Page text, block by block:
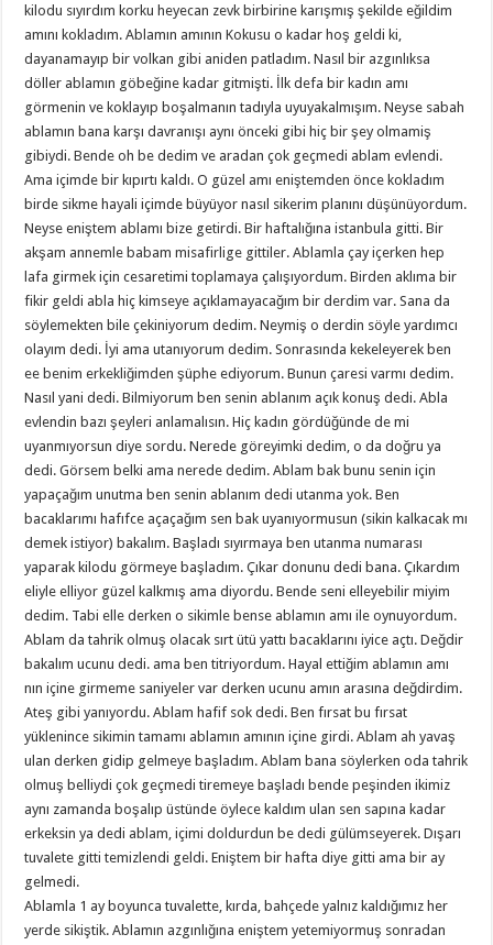
kilodu sıyırdım korku heyecan zevk birbirine karışmış şekilde eğildim
amını kokladım. Ablamın amının Kokusu o kadar hoş geldi ki,
dayanamayıp bir volkan gibi aniden patladım. Nasıl bir azgınlıksa
döller ablamın göbeğine kadar gitmişti. İlk defa bir kadın amı
görmenin ve koklayıp boşalmanın tadıyla uyuyakalmışım. Neyse sabah
ablamın bana karşı davranışı aynı önceki gibi hiç bir şey olmamiş
gibiydi. Bende oh be dedim ve aradan çok geçmedi ablam evlendi.
Ama içimde bir kıpırtı kaldı. O güzel amı eniştemden önce kokladım
birde sikme hayali içimde büyüyor nasıl sikerim planını düşünüyordum.
Neyse eniştem ablamı bize getirdi. Bir haftalığına istanbula gitti. Bir
akşam annemle babam misafirlige gittiler. Ablamla çay içerken hep
lafa girmek için cesaretimi toplamaya çalışıyordum. Birden aklıma bir
fikir geldi abla hiç kimseye açıklamayacağım bir derdim var. Sana da
söylemekten bile çekiniyorum dedim. Neymiş o derdin söyle yardımcı
olayım dedi. İyi ama utanıyorum dedim. Sonrasında kekeleyerek ben
ee benim erkekliğimden şüphe ediyorum. Bunun çaresi varmı dedim.
Nasıl yani dedi. Bilmiyorum ben senin ablanım açık konuş dedi. Abla
evlendin bazı şeyleri anlamalısın. Hiç kadın gördüğünde de mi
uyanmıyorsun diye sordu. Nerede göreyimki dedim, o da doğru ya
dedi. Görsem belki ama nerede dedim. Ablam bak bunu senin için
yapaçağım unutma ben senin ablanım dedi utanma yok. Ben
bacaklarımı hafıfce açaçağım sen bak uyanıyormusun (sikin kalkacak mı
demek istiyor) bakalım. Başladı sıyırmaya ben utanma numarası
yaparak kilodu görmeye başladım. Çıkar donunu dedi bana. Çıkardım
eliyle elliyor güzel kalkmış ama diyordu. Bende seni elleyebilir miyim
dedim. Tabi elle derken o sikimle bense ablamın amı ile oynuyordum.
Ablam da tahrik olmuş olacak sırt ütü yattı bacaklarını iyice açtı. Değdir
bakalım ucunu dedi. ama ben titriyordum. Hayal ettiğim ablamın amı
nın içine girmeme saniyeler var derken ucunu amın arasına değdirdim.
Ateş gibi yanıyordu. Ablam hafif sok dedi. Ben fırsat bu fırsat
yüklenince sikimin tamamı ablamın amının içine girdi. Ablam ah yavaş
ulan derken gidip gelmeye başladım. Ablam bana söylerken oda tahrik
olmuş belliydi çok geçmedi tiremeye başladı bende peşinden ikimiz
aynı zamanda boşalıp üstünde öylece kaldım ulan sen sapına kadar
erkeksin ya dedi ablam, içimi doldurdun be dedi gülümseyerek. Dışarı
tuvalete gitti temizlendi geldi. Eniştem bir hafta diye gitti ama bir ay
gelmedi.
Ablamla 1 ay boyunca tuvalette, kırda, bahçede yalnız kaldığımız her
yerde sikiştik. Ablamın azgınlığına eniştem yetemiyormuş sonradan